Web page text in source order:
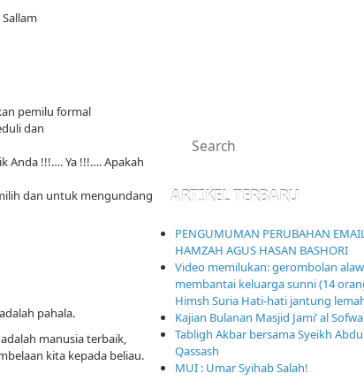
pemilu formal
dan
Anda !!!…. Ya !!!…. Apakah
dan untuk mengundang
pahala.
manusia terbaik,
kita kepada beliau.
ARTIKEL TERBARU
PENGUMUMAN PERUBAHAN
HAMZAH AGUS HASAN BASHORI
Video memilukan: gerombolan
membantai keluarga sunni (14
Himsh Suria Hati-hati jantung
Kajian Bulanan Masjid Jami’ al
Tabligh Akbar bersama Syeikh
Qassash
MUI : Umar Syihab Salah!